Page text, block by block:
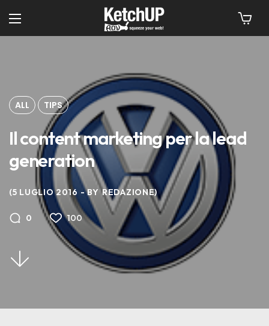
ALL TIPS
Il content marketing per la lead
generation
5 LUGLIO 2016 BYREDAZIONE
0 100